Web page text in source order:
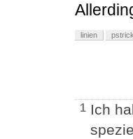
linien
1 Ich